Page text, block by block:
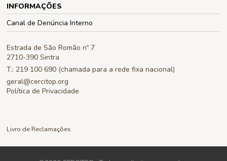
INFORMAÇÕES
Canal de Denúncia Interno
Estrada de São Romão nº 7
2710-390 Sintra
T.: 219 100 690 (chamada para a rede fixa nacional)
geral@cercitop.org
Política de Privacidade
Livro de Reclamações